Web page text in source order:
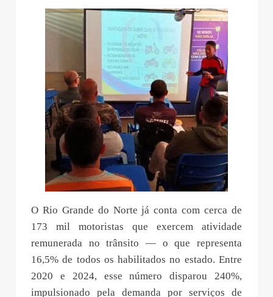
O Rio Grande do Norte já conta com cerca de
173 mil motoristas que exercem atividade
remunerada no trânsito — o que representa
16,5% de todos os habilitados no estado. Entre
2020 e 2024, esse número disparou 240%,
impulsionado pela demanda por serviços de